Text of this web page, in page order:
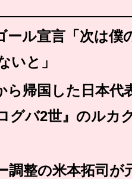
ール宣言「次は僕
いと」
ら帰国した日本代
グバ2世』のルカ
調整の米本拓司が